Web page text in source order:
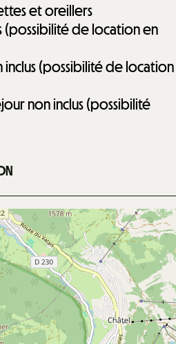
et oreillers
(possibilité de location en
(possibilité de location
non inclus (possibilité
jusqu'au 17/10/2030